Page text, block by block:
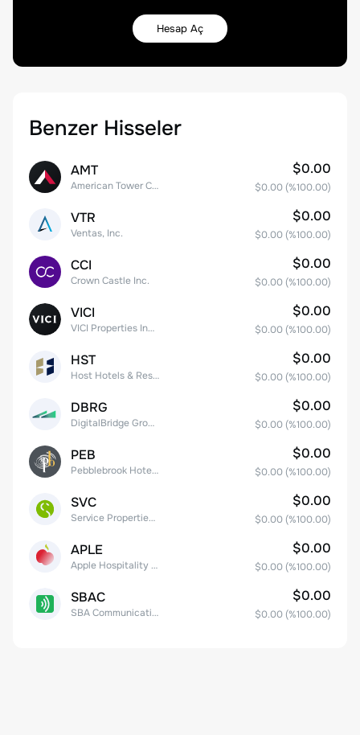
Hesap Aç
Benzer Hisseler
AMT
American Tower Corporation
$0.00
$0.00 (%100.00)
VTR
Ventas, Inc.
$0.00
$0.00 (%100.00)
CCI
Crown Castle Inc.
$0.00
$0.00 (%100.00)
VICI
VICI Properties Inc. Common Stock
$0.00
$0.00 (%100.00)
HST
Host Hotels & Resorts, Inc.
$0.00
$0.00 (%100.00)
DBRG
DigitalBridge Group, Inc.
$0.00
$0.00 (%100.00)
PEB
Pebblebrook Hotel Trust
$0.00
$0.00 (%100.00)
SVC
Service Properties Trust Common Stock
$0.00
$0.00 (%100.00)
APLE
Apple Hospitality REIT, Inc.
$0.00
$0.00 (%100.00)
SBAC
SBA Communications Corp
$0.00
$0.00 (%100.00)